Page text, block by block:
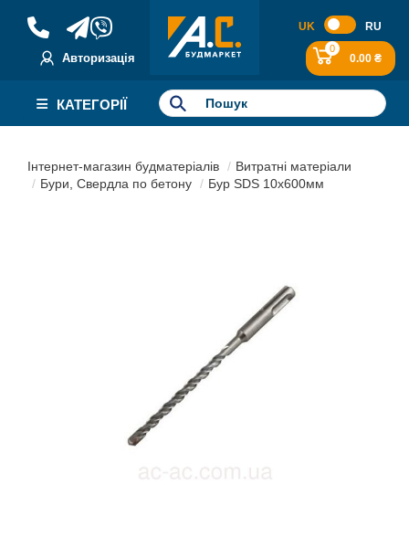
Авторизація
UK RU
0
0.00 ₴
КАТЕГОРІЇ
Інтернет-магазин будматеріалів
Витратні матеріали
Бури, Свердла по бетону
Бур SDS 10х600мм